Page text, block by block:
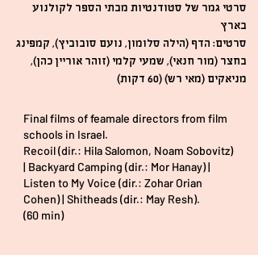
סרטי גמר של סטודנטיות מבתי הספר לקולנוע
בארץ
סרטים: הדף (הילה סלומון, נועם סובוביץ), קמפינג
בחצר (מור חנאי), שמעי קלמי (זוהר אוריין כהן),
מניאקים (מאי רש) (60 דקות)
Final films of feamale directors from film
schools in Israel.
Recoil (dir.: Hila Salomon, Noam Sobovitz)
| Backyard Camping (dir.: Mor Hanay) |
Listen to My Voice (dir.: Zohar Orian
Cohen) | Shitheads (dir.: May Resh).
(60 min)